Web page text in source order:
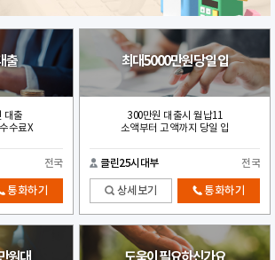
출
대출
수료X
전국
통화하기
최대5000만원 당일 입
300만원 대출시 월납11
소액부터 고액까지 당일 입
클린25시대부 전국
상세보기 통화하기